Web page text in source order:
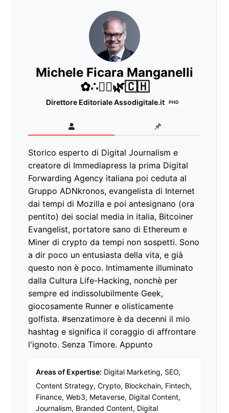
Michele Ficara Manganelli
✿∴♛🌿🇨🇭
Direttore Editoriale Assodigitale.it PHD
Storico esperto di Digital Journalism e
creatore di Immediapress la prima Digital
Forwarding Agency italiana poi ceduta al
Gruppo ADNkronos, evangelista di Internet
dai tempi di Mozilla e poi antesignano (ora
pentito) dei social media in italia, Bitcoiner
Evangelist, portatore sano di Ethereum e
Miner di crypto da tempi non sospetti. Sono
a dir poco un entusiasta della vita, e già
questo non è poco. Intimamente illuminato
dalla Cultura Life-Hacking, nonchè per
sempre ed indissolubilmente Geek,
giocosamente Runner e olisticamente
golfista. #senzatimore è da decenni il mio
hashtag e significa il coraggio di affrontare
l'ignoto. Senza Timore. Appunto
Areas of Expertise: Digital Marketing, SEO,
Content Strategy, Crypto, Blockchain, Fintech,
Finance, Web3, Metaverse, Digital Content,
Journalism, Branded Content, Digital